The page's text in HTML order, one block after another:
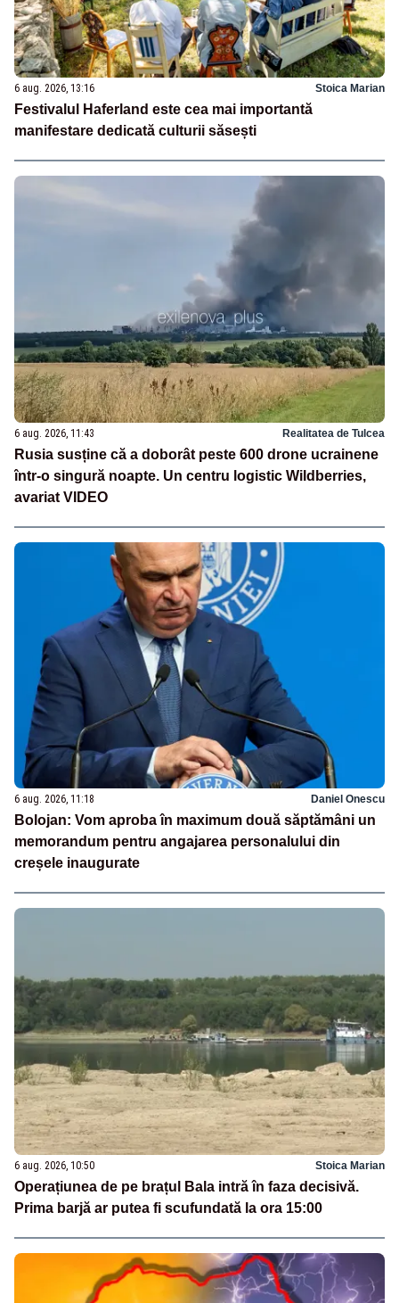
6 aug. 2026, 13:16 Stoica Marian
Festivalul Haferland este cea mai importantă
manifestare dedicată culturii săsești
6 aug. 2026, 11:43 Realitatea de Tulcea
Rusia susține că a doborât peste 600 drone ucrainene
într-o singură noapte. Un centru logistic Wildberries,
avariat VIDEO
6 aug. 2026, 11:18 Daniel Onescu
Bolojan: Vom aproba în maximum două săptămâni un
memorandum pentru angajarea personalului din
creșele inaugurate
6 aug. 2026, 10:50 Stoica Marian
Operațiunea de pe brațul Bala intră în faza decisivă.
Prima barjă ar putea fi scufundată la ora 15:00